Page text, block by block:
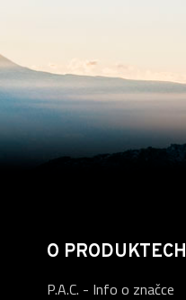
O PRODUKTECH
P.A.C. - Info o značce